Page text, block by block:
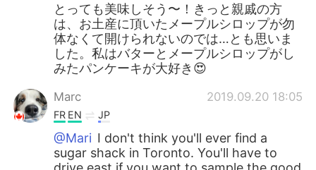
とっても美味しそう〜！きっと親戚の方
は、お土産に頂いたメープルシロップが勿
体なくて開けられないのでは…とも思いま
した。私はバターとメープルシロップがし
みたパンケーキが大好き😍
Marc 2019.09.20 18:05
FR EN JP
@Mari I don't think you'll ever find a
sugar shack in Toronto. You'll have to